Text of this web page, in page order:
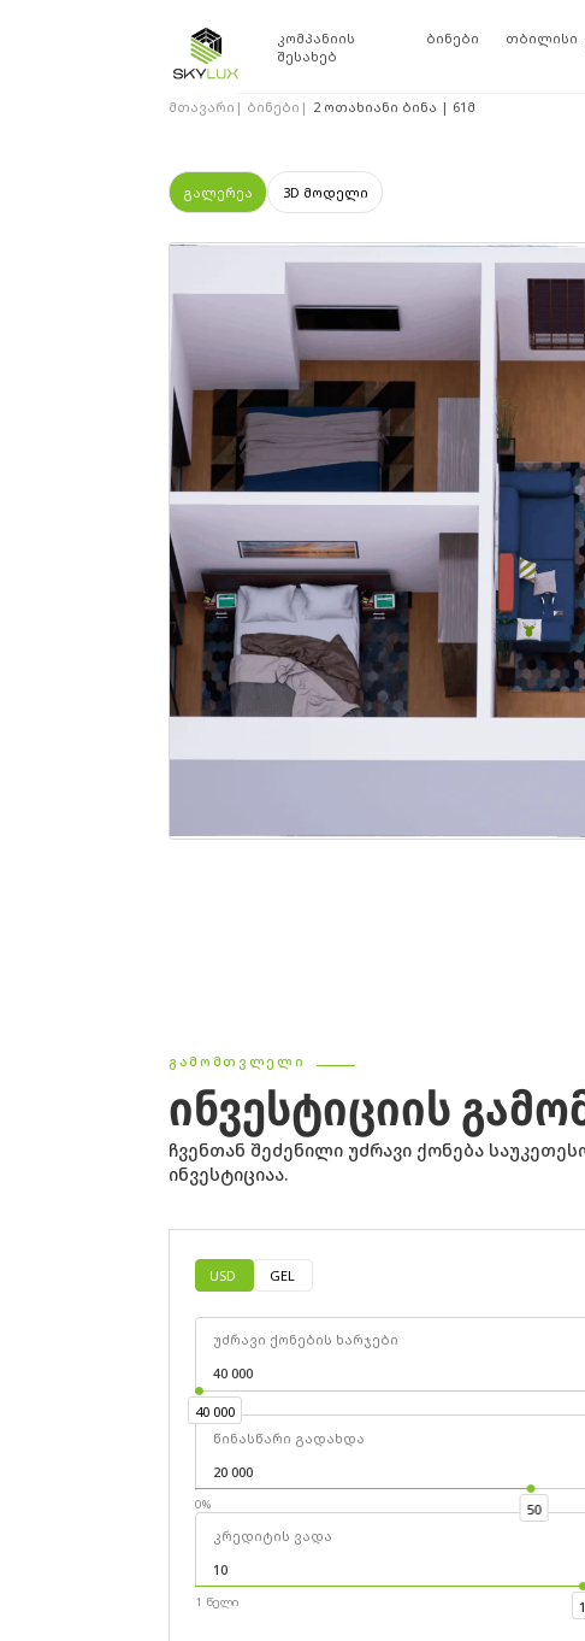
კომპანიის
შესახებ
ბინები თბილისი
მთავარი | ბინები | 2 ოთახიანი ბინა | 61მ
გალერეა 3D მოდელი
ᲒᲐᲛᲝᲛᲗᲕᲚᲔᲚᲘ
ᲘᲜᲕᲔᲡᲢᲘᲪᲘᲘᲡ
ჩვენთან შეძენილი უძრავი ქონება
ინვესტიციაა.
USD GEL
უძრავი ქონების ხარჯები
40 000
40 000
წინასწარი გადახდა
50
0%
კრედიტის ვადა
1 წელი